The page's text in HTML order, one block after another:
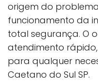
origem do
funcionamento da
total segurança. O
atendimento
para qualquer
Caetano do Sul SP.